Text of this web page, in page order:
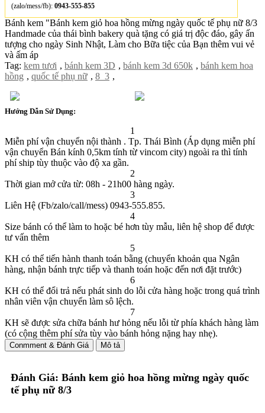
(zalo/mess/fb): 0943-555-855
Bánh kem "Bánh kem giỏ hoa hồng mừng ngày quốc tế phụ nữ 8/3
Handmade của thái bình bakery quà tặng có giá trị độc đáo, gây ấn
tượng cho ngày Sinh Nhật, Làm cho Bữa tiệc của Bạn thêm vui vẻ
và ấm áp
Tag: kem tươi , bánh kem 3D , bánh kem 3d 650k , bánh kem hoa
hồng , quốc tế phụ nữ , 8_3 ,
Hướng Dẫn Sử Dụng:
1
Miễn phí vận chuyển nội thành . Tp. Thái Bình (Áp dụng miễn phí
vận chuyển Bán kính 0,5km tính từ vincom city) ngoài ra thì tính
phí ship tùy thuộc vào độ xa gần.
2
Thời gian mở cửa từ: 08h - 21h00 hàng ngày.
3
Liên Hệ (Fb/zalo/call/mess) 0943-555.855.
4
Size bánh có thể làm to hoặc bé hơn tùy mẫu, liên hệ shop để được
tư vấn thêm
5
KH có thể tiến hành thanh toán bằng (chuyển khoản qua Ngân
hàng, nhận bánh trực tiếp và thanh toán hoặc đến nơi đặt trước)
6
KH có thể đổi trả nếu phát sinh do lỗi cửa hàng hoặc trong quá trình
nhân viên vận chuyển làm sô lệch.
7
KH sẽ được sửa chữa bánh hư hỏng nếu lỗi từ phía khách hàng làm
(có cộng thêm phí sửa tùy vào bánh hỏng nặng hay nhẹ).
Conmment & Đánh Giá Mô tả
Đánh Giá: Bánh kem giỏ hoa hồng mừng ngày quốc
tế phụ nữ 8/3